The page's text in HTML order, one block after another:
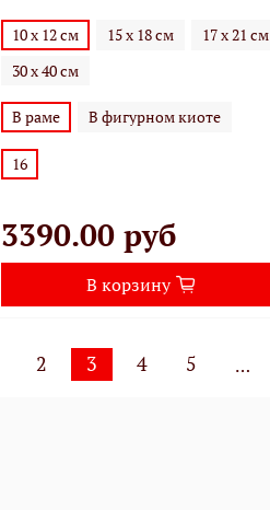
10 х 12 см 15 х 18 см
17 х 21 см
30 х 40 см
В раме В фигурном киоте
16
3390.00 руб
В корзину
2 3 4 5 …